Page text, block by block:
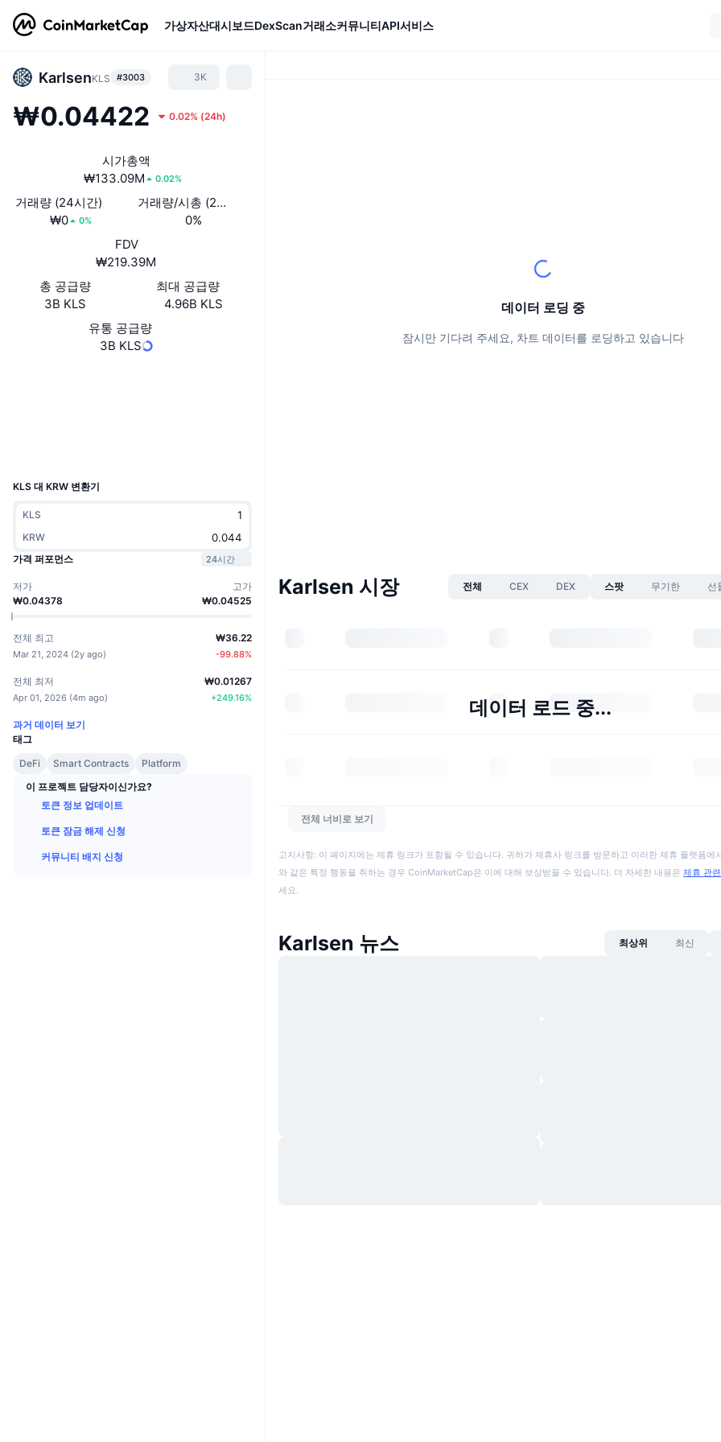
가상자산대시보드DexScan거래소커뮤니티API서비스
KarlsenKLS #3003 3K
₩0.04422 0.02% (24h)
시가총액
₩133.09M
0.02%
거래량 (24시간)
₩0
0%
거래량/시총 (24시간)
0%
FDV
₩219.39M
총 공급량
3B KLS
최대 공급량
4.96B KLS
유통 공급량
3B KLS
KLS 대 KRW 변환기
KLS
KRW
가격 퍼포먼스
24시간
저가
₩0.04378
고가
₩0.04525
전체 최고
Mar 21, 2024 (2y ago)
₩36.22
-99.88%
전체 최저
Apr 01, 2026 (4m ago)
₩0.01267
+249.16%
과거 데이터 보기
태그
DeFi
Smart Contracts
Platform
이 프로젝트 담당자이신가요?
토큰 정보 업데이트
토큰 잠금 해제 신청
커뮤니티 배지 신청
데이터 로딩 중
잠시만 기다려 주세요, 차트 데이터를 로딩하고 있습니다
Karlsen 시장 전체 CEX DEX 스팟 무기한 선
데이터 로드 중...
전체 너비로 보기
고지사항: 이 페이지에는 제휴 링크가 포함될 수 있습니다. 귀하가 제휴사 링크를 방문하고 이러한 제휴 플랫폼에
와 같은 특정 행동을 취하는 경우 CoinMarketCap은 이에 대해 보상받을 수 있습니다. 더 자세한 내용은 제휴 관
세요.
Karlsen 뉴스 최상위 최신